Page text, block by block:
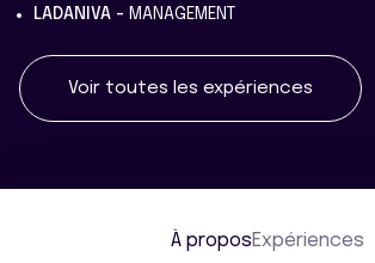
LADANIVA - MANAGEMENT
Voir toutes les expériences
À proposExpériences